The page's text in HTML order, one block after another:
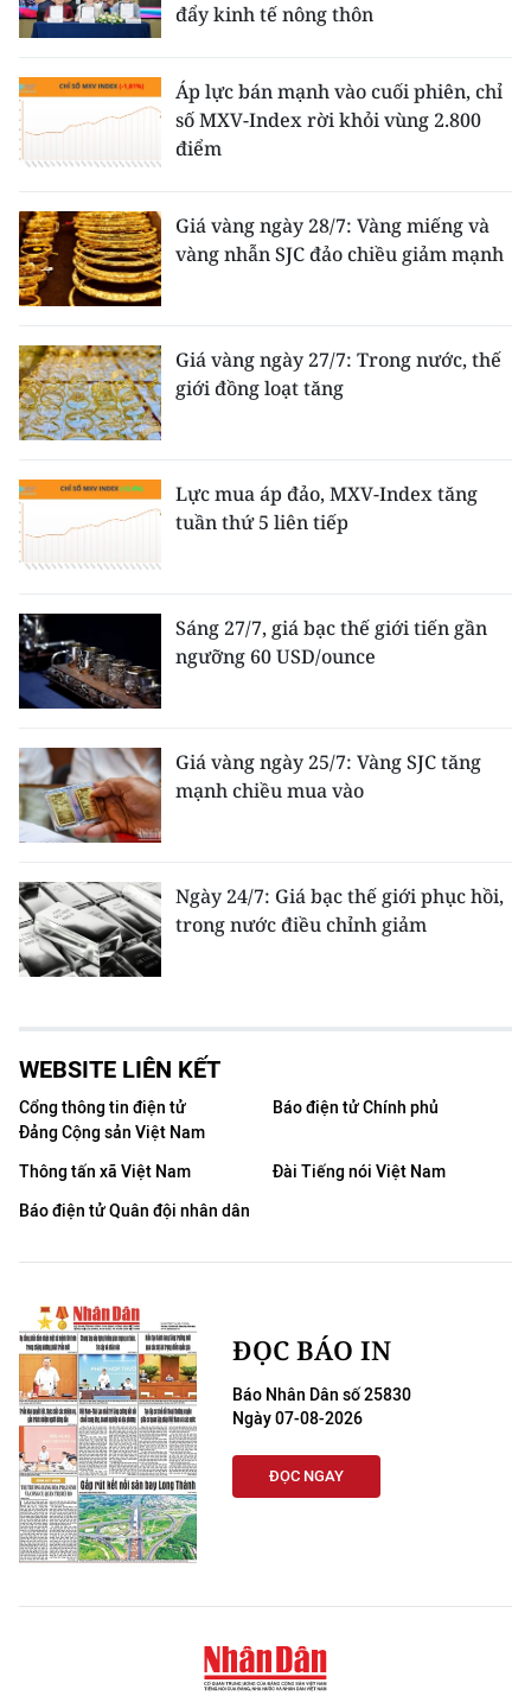
đẩy kinh tế nông thôn
Áp lực bán mạnh vào cuối phiên, chỉ
số MXV-Index rời khỏi vùng 2.800
điểm
Giá vàng ngày 28/7: Vàng miếng và
vàng nhẫn SJC đảo chiều giảm mạnh
Giá vàng ngày 27/7: Trong nước, thế
giới đồng loạt tăng
Lực mua áp đảo, MXV-Index tăng
tuần thứ 5 liên tiếp
Sáng 27/7, giá bạc thế giới tiến gần
ngưỡng 60 USD/ounce
Giá vàng ngày 25/7: Vàng SJC tăng
mạnh chiều mua vào
Ngày 24/7: Giá bạc thế giới phục hồi,
trong nước điều chỉnh giảm
WEBSITE LIÊN KẾT
Cổng thông tin điện tử
Đảng Cộng sản Việt Nam
Báo điện tử Chính phủ
Thông tấn xã Việt Nam
Đài Tiếng nói Việt Nam
Báo điện tử Quân đội nhân dân
ĐỌC BÁO IN
Báo Nhân Dân số 25830
Ngày 07-08-2026
ĐỌC NGAY